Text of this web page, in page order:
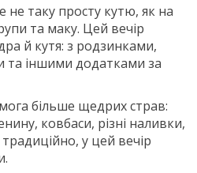
таку просту кутю, як на
та маку. Цей вечір
й кутя: з родзинками,
та іншими додатками за
більше щедрих страв:
ковбаси, різні наливки,
у цей вечір